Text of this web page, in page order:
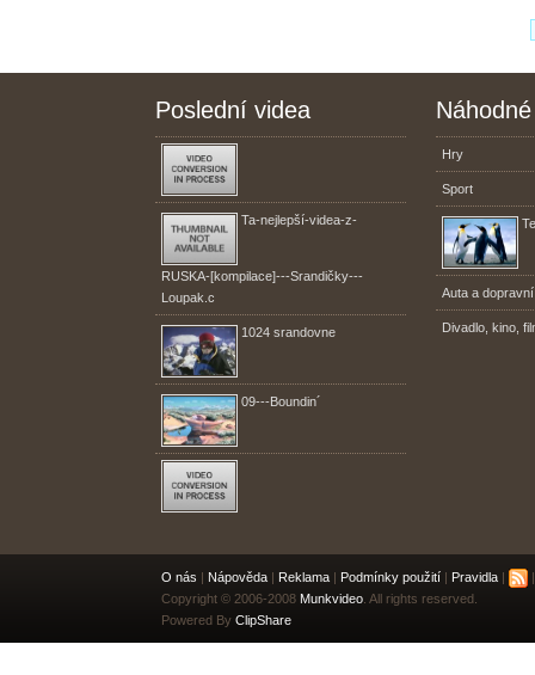
Poslední videa
Ta-nejlepší-videa-z-
RUSKA-[kompilace]---Srandičky---
Loupak.c
1024 srandovne
09---Boundin´
Hry
Sport
Auta a
Divadlo, kino,
O nás | Nápověda | Reklama | Podmínky použití | Pravidla |
Copyright © 2006-2008 Munkvideo . All rights reserved.
Powered By ClipShare